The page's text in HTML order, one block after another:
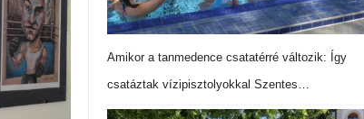
Amikor a tanmedence csatatérré változik: Így
csatáztak vízipisztolyokkal Szentes…